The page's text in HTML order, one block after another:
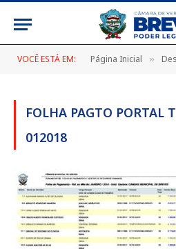
VOCÊ ESTÁ EM: Página Inicial »
FOLHA PAGTO PORTAL
012018